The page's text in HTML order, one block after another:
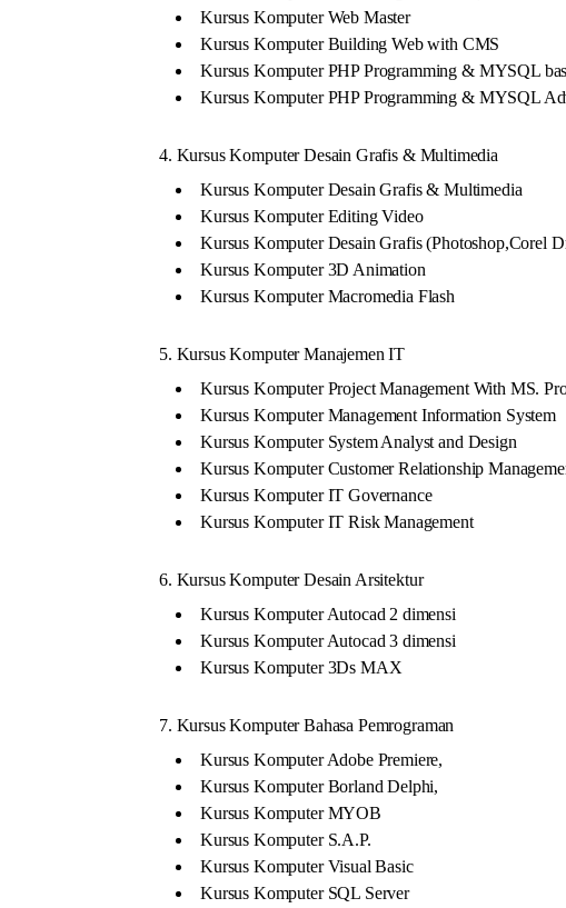
Kursus Komputer Web Master
Kursus Komputer Building Web with CMS
Kursus Komputer PHP Programming & MYSQL
Kursus Komputer PHP Programming & MYSQL
4. Kursus Komputer Desain Grafis & Multimedia
Kursus Komputer Desain Grafis & Multimedia
Kursus Komputer Editing Video
Kursus Komputer Desain Grafis (Photoshop,Corel
Kursus Komputer 3D Animation
Kursus Komputer Macromedia Flash
5. Kursus Komputer Manajemen IT
Kursus Komputer Project Management With MS.
Kursus Komputer Management Information System
Kursus Komputer System Analyst and Design
Kursus Komputer Customer Relationship
Kursus Komputer IT Governance
Kursus Komputer IT Risk Management
6. Kursus Komputer Desain Arsitektur
Kursus Komputer Autocad 2 dimensi
Kursus Komputer Autocad 3 dimensi
Kursus Komputer 3Ds MAX
7. Kursus Komputer Bahasa Pemrograman
Kursus Komputer Adobe Premiere,
Kursus Komputer Borland Delphi,
Kursus Komputer MYOB
Kursus Komputer S.A.P.
Kursus Komputer Visual Basic
Kursus Komputer SQL Server